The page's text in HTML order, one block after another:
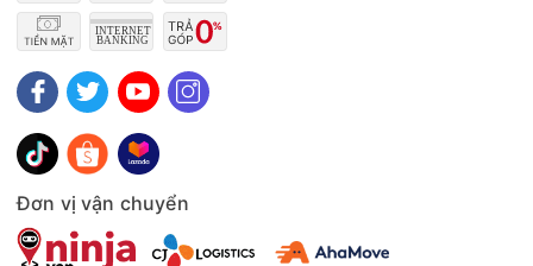
Đơn vị vận chuyển